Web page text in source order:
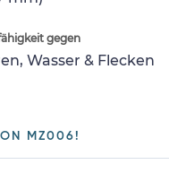
gegen
Wasser & Flecken
MZ006!